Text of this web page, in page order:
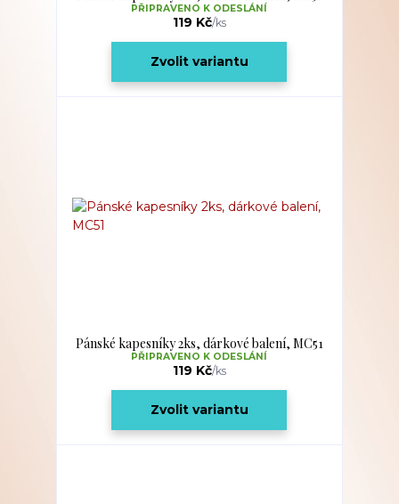
119 Kč/ks
PŘIPRAVENO K ODESLÁNÍ
Zvolit variantu
Pánské kapesníky 2ks, dárkové balení, MC51
119 Kč/ks
PŘIPRAVENO K ODESLÁNÍ
Zvolit variantu